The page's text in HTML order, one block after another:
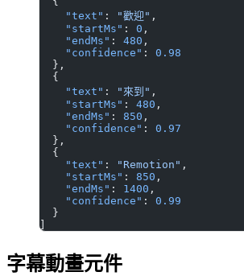
    "text"
: "歡迎" ,
    "startMs"
: 0 ,
    "endMs"
: 480 ,
    "confidence"
: 0.98
  },
  {
    "text"
: "來到" ,
    "startMs"
: 480 ,
    "endMs"
: 850 ,
    "confidence"
: 0.97
  },
  {
    "text"
: "Remotion" ,
    "startMs"
: 850 ,
    "endMs"
: 1400 ,
    "confidence"
: 0.99
  }
]
字幕動畫元件